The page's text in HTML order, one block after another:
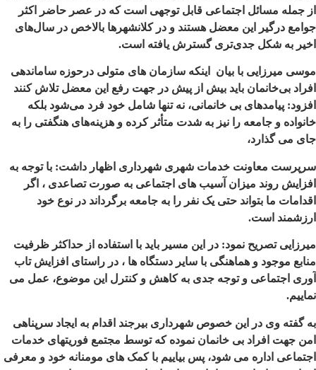
از جمله مسائل اجتماعی قابل توجهی است که در عصر حاضر اکثر
جوامع درگیر این معضل هستند و در کلانشهرها بالاخص در سال‌های
اخیر به شکل جدی‌تری گسترش یافته است.
موسی میرزایی با بیان اینکه سازمان های متولی درحوزه ساماندهی
افراد بی‌خانمان باید بیش از پیش در جهت رفع این معضل تلاش کنند
افزود: پیامدهای بی خانمانی، نه تنها شامل خود فرد می‌شود بلکه
خانواده و جامعه را نیز به شدت متأثر کرده و هزینه‌های هنگفتی را به
جای می گذارد،
سرپرست معاونت خدمات شهری شهرداری اظهار داشت: با توجه به
افزایش روند میزان آسیب های اجتماعی به صورت تصاعدی ، اگر
اقدامات ما بتواند حتی یک نفر را به جامعه برگرداند در نوع خود
ارزشمند است.
میرزایی تصریح نمود: در این مسیر باید با استفاده از حداکثر ظرفیت
منابع موجود و هماهنگی با سایر دستگاه ها ، در راستای افزایش تاب
آوری اجتماعی و توجه جدی به کاهش و کنترل این موضوع، عمل می
نماییم.
به گفته وی در این خصوص شهرداری بیرجند اقدام به ایجاد سرپناهی
امن جهت افراد بی خانمان نموده که توسط مجتمع فوریتهای خدمات
اجتماعی اداره می شود، پس بیاییم با کمک های مومنانه خود و معرفی